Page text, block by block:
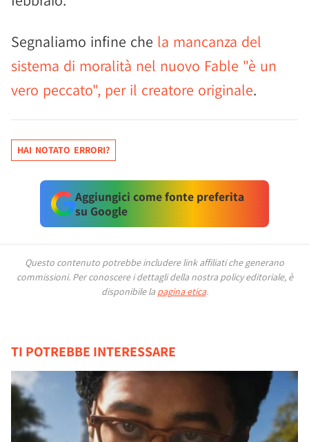
Segnaliamo infine che la mancanza del
sistema di moralità nel nuovo Fable "è un
vero peccato", per il creatore originale.
HAI NOTATO ERRORI?
Aggiungici come fonte preferita
su Google
Questo contenuto potrebbe includere link affiliati che generano
commissioni. Per conoscere i dettagli della nostra policy editoriale, è
disponibile la pagina etica.
TI POTREBBE INTERESSARE